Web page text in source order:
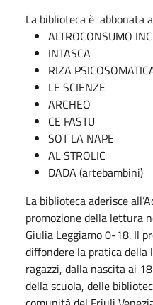
La biblioteca è abbonata
ALTROCONSUMO
INTASCA
RIZA
LE SCIENZE
ARCHEO
CE FASTU
SOT LA NAPE
AL STROLIC
DADA (artebambini)
La biblioteca aderisce
promozione della lettura
Giulia Leggiamo 0-18. Il
diffondere la pratica
ragazzi, dalla nascita ai
della scuola, delle